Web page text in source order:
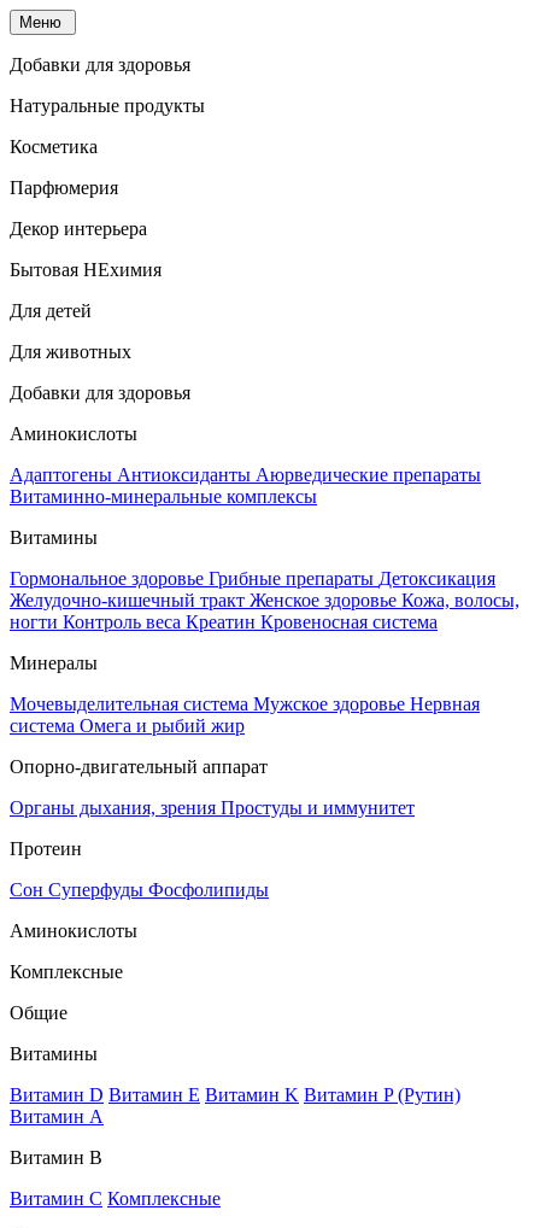
Меню
Добавки для здоровья
Натуральные продукты
Косметика
Парфюмерия
Декор интерьера
Бытовая НЕхимия
Для детей
Для животных
Добавки для здоровья
Аминокислоты
Адаптогены Антиоксиданты Аюрведические препараты
Витаминно-минеральные комплексы
Витамины
Гормональное здоровье Грибные препараты Детоксикация
Желудочно-кишечный тракт Женское здоровье Кожа, волосы,
ногти Контроль веса Креатин Кровеносная система
Минералы
Мочевыделительная система Мужское здоровье Нервная
система Омега и рыбий жир
Опорно-двигательный аппарат
Органы дыхания, зрения Простуды и иммунитет
Протеин
Сон Суперфуды Фосфолипиды
Аминокислоты
Комплексные
Общие
Витамины
Витамин D Витамин E Витамин K Витамин P (Рутин)
Витамин А
Витамин В
Витамин C Комплексные